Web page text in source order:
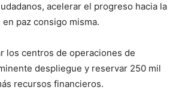
acelerar el progreso hacia la
paz consigo misma.
los centros de operaciones de
despliegue y reservar 250 mil
recursos financieros.